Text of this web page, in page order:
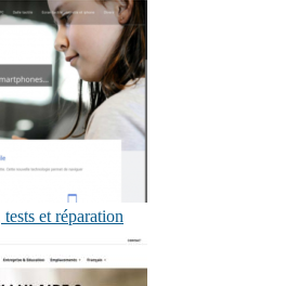
et réparation